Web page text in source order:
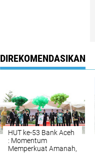
DIREKOMENDASIKAN
HUT ke-53 Bank Aceh
: Momentum
Memperkuat Amanah,